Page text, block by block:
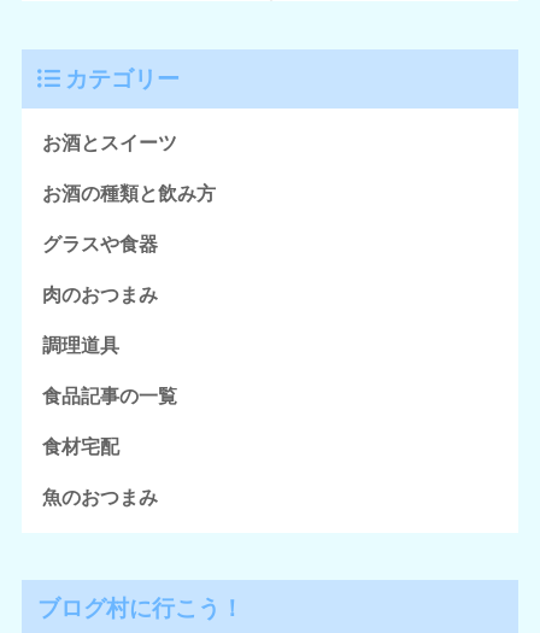
カテゴリー
お酒とスイーツ
お酒の種類と飲み方
グラスや食器
肉のおつまみ
調理道具
食品記事の一覧
食材宅配
魚のおつまみ
ブログ村に行こう！